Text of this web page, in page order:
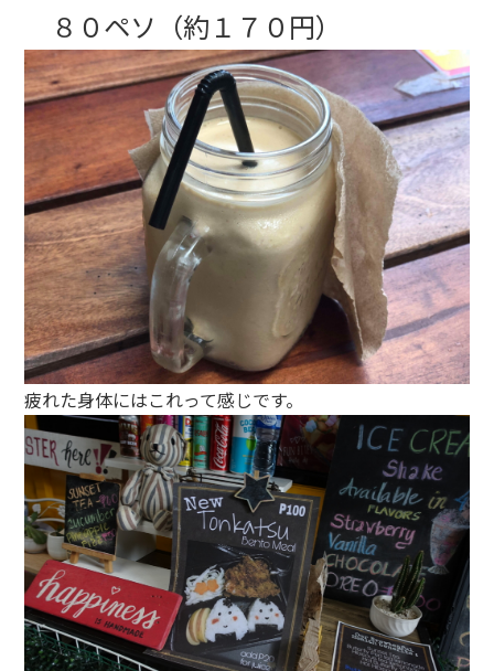
８０ペソ（約１７０円）
疲れた身体にはこれって感じです。